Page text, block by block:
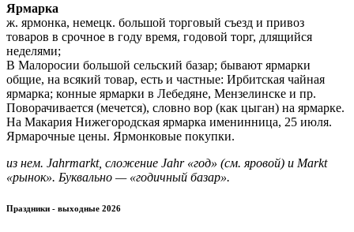
Ярмарка
ж. ярмонка, немецк. большой торговый съезд и привоз
товаров в срочное в году время, годовой торг, длящийся
неделями;
В Малоросии большой сельский базар; бывают ярмарки
общие, на всякий товар, есть и частные: Ирбитская чайная
ярмарка; конные ярмарки в Лебедяне, Мензелинске и пр.
Поворачивается (мечется), словно вор (как цыган) на ярмарке.
На Макария Нижегородская ярмарка именинница, 25 июля.
Ярмарочные цены. Ярмонковые покупки.
из нем. Jahrmarkt, сложение Jahr «год» (см. яровой) и Markt
«рынок». Буквально — «годичный базар».
Праздники - выходные 2026